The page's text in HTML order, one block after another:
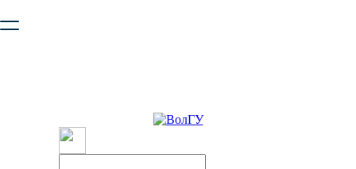
безопасную работу с сайтом. Пожалуйста